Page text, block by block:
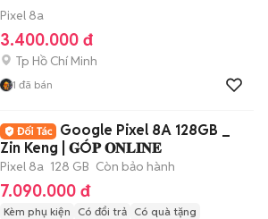
Pixel 8a
3.400.000 đ
Tp Hồ Chí Minh
1 đã bán
Google Pixel 8A 128GB _
Zin Keng | 𝐆Ó𝐏 𝐎𝐍𝐋𝐈𝐍𝐄
Pixel 8a 128 GB Còn bảo hành
7.090.000 đ
Kèm phụ kiện Có đổi trả Có quà tặng